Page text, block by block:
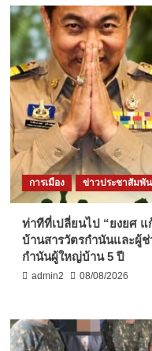
การเมือง ข่าวประชาสัมพั
ท่าทีที่เปลี่ยนไป “ยงยศ
บ้านสารวัตรกำนันและผู้
กำนันผู้ใหญ่บ้าน 5 ปี
admin2 08/08/2026